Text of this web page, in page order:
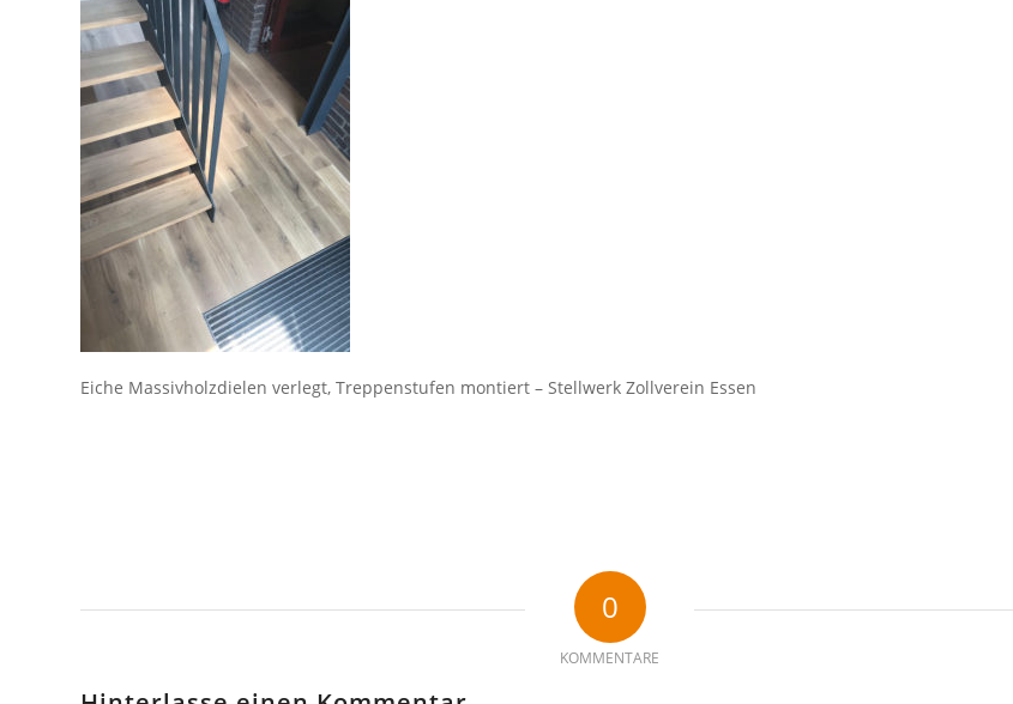
Eiche Massivholzdielen verlegt, Treppenstufen montiert – Stellwerk Zollverein Essen
0
KOMMENTARE